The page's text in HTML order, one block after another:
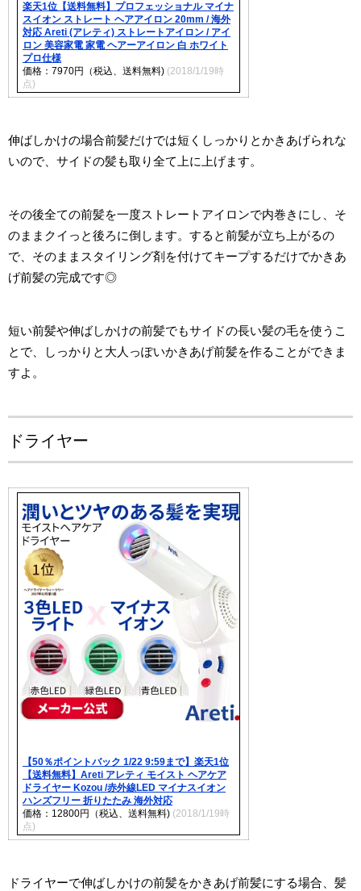
楽天1位【送料無料】プロフェッショナル マイナ
スイオン ストレート ヘアアイロン 20mm / 海外
対応 Areti (アレティ) ストレートアイロン / アイ
ロン 美容家電 家電 ヘアーアイロン 白 ホワイト
プロ仕様
価格：7970円（税込、送料無料) (2018/1/19時
点)
伸ばしかけの場合前髪だけでは短くしっかりとかきあげられな
いので、サイドの髪も取り全て上に上げます。
その後全ての前髪を一度ストレートアイロンで内巻きにし、そ
のままクイっと後ろに倒します。すると前髪が立ち上がるの
で、そのままスタイリング剤を付けてキープするだけでかきあ
げ前髪の完成です◎
短い前髪や伸ばしかけの前髪でもサイドの長い髪の毛を使うこ
とで、しっかりと大人っぽいかきあげ前髪を作ることができま
すよ。
ドライヤー
【50％ポイントバック 1/22 9:59まで】楽天1位
【送料無料】Areti アレティ モイスト ヘアケア
ドライヤー Kozou /赤外線LED マイナスイオン
ハンズフリー 折りたたみ 海外対応
価格：12800円（税込、送料無料) (2018/1/19時
点)
ドライヤーで伸ばしかけの前髪をかきあげ前髪にする場合、髪